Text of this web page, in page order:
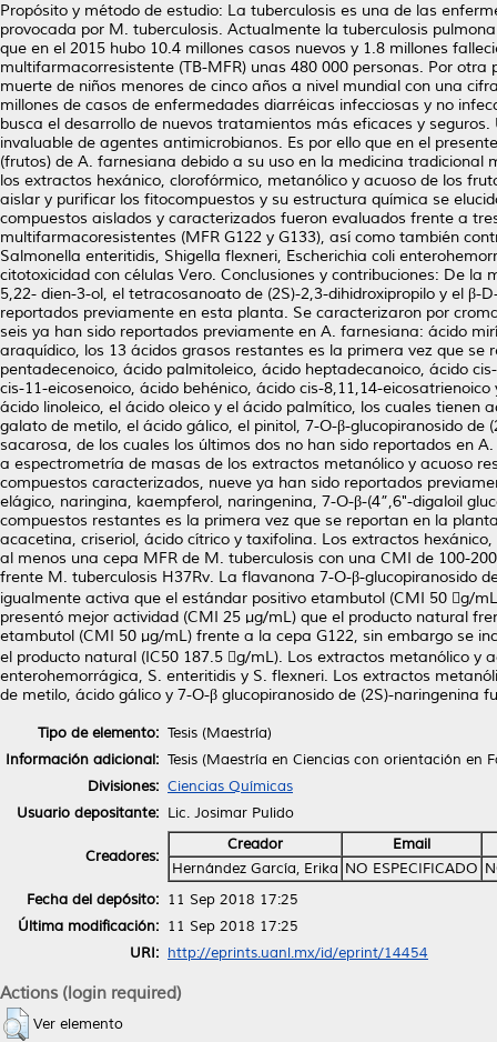
Propósito y método de estudio: La tuberculosis es una de las
provocada por M. tuberculosis. Actualmente la tuberculosis
que en el 2015 hubo 10.4 millones casos nuevos y 1.8 millones
multifarmacorresistente (TB-MFR) unas 480 000 personas. Por
muerte de niños menores de cinco años a nivel mundial con una
millones de casos de enfermedades diarréicas infecciosas y no
busca el desarrollo de nuevos tratamientos más eficaces y
invaluable de agentes antimicrobianos. Es por ello que en el
(frutos) de A. farnesiana debido a su uso en la medicina
los extractos hexánico, clorofórmico, metanólico y acuoso de los
aislar y purificar los fitocompuestos y su estructura química se
compuestos aislados y caracterizados fueron evaluados frente a
multifarmacoresistentes (MFR G122 y G133), así como también
Salmonella enteritidis, Shigella flexneri, Escherichia coli
citotoxicidad con células Vero. Conclusiones y contribuciones: De
5,22- dien-3-ol, el tetracosanoato de (2S)-2,3-dihidroxipropilo y el β-
reportados previamente en esta planta. Se caracterizaron por
seis ya han sido reportados previamente en A. farnesiana: ácido
araquídico, los 13 ácidos grasos restantes es la primera vez que
pentadecenoico, ácido palmitoleico, ácido heptadecanoico, ácido
cis-11-eicosenoico, ácido behénico, ácido cis-8,11,14-
ácido linoleico, el ácido oleico y el ácido palmítico, los cuales
galato de metilo, el ácido gálico, el pinitol, 7-O-β-glucopiranosido de
sacarosa, de los cuales los últimos dos no han sido reportados en
a espectrometría de masas de los extractos metanólico y acuoso
compuestos caracterizados, nueve ya han sido reportados
elágico, naringina, kaempferol, naringenina, 7-O-β-(4”,6"-digaloil
compuestos restantes es la primera vez que se reportan en la
acacetina, criseriol, ácido cítrico y taxifolina. Los extractos
al menos una cepa MFR de M. tuberculosis con una CMI de 100-
frente M. tuberculosis H37Rv. La flavanona 7-O-β-glucopiranosido
igualmente activa que el estándar positivo etambutol (CMI 50 g/
presentó mejor actividad (CMI 25 μg/mL) que el producto natural
etambutol (CMI 50 μg/mL) frente a la cepa G122, sin embargo se
el producto natural (IC50 187.5 g/mL). Los extractos metanólico y
enterohemorrágica, S. enteritidis y S. flexneri. Los extractos
de metilo, ácido gálico y 7-O-β glucopiranosido de (2S)-naringenina
Tipo de elemento: Tesis (Maestría)
Información adicional: Tesis (Maestría en Ciencias con orientación en
Divisiones: Ciencias Químicas
Usuario depositante: Lic. Josimar Pulido
Creadores:
Creador
Email
Hernández García, Erika NO ESPECIFICADO
Fecha del depósito: 11 Sep 2018 17:25
Última modificación: 11 Sep 2018 17:25
URI: http://eprints.uanl.mx/id/eprint/14454
Actions (login required)
Ver elemento